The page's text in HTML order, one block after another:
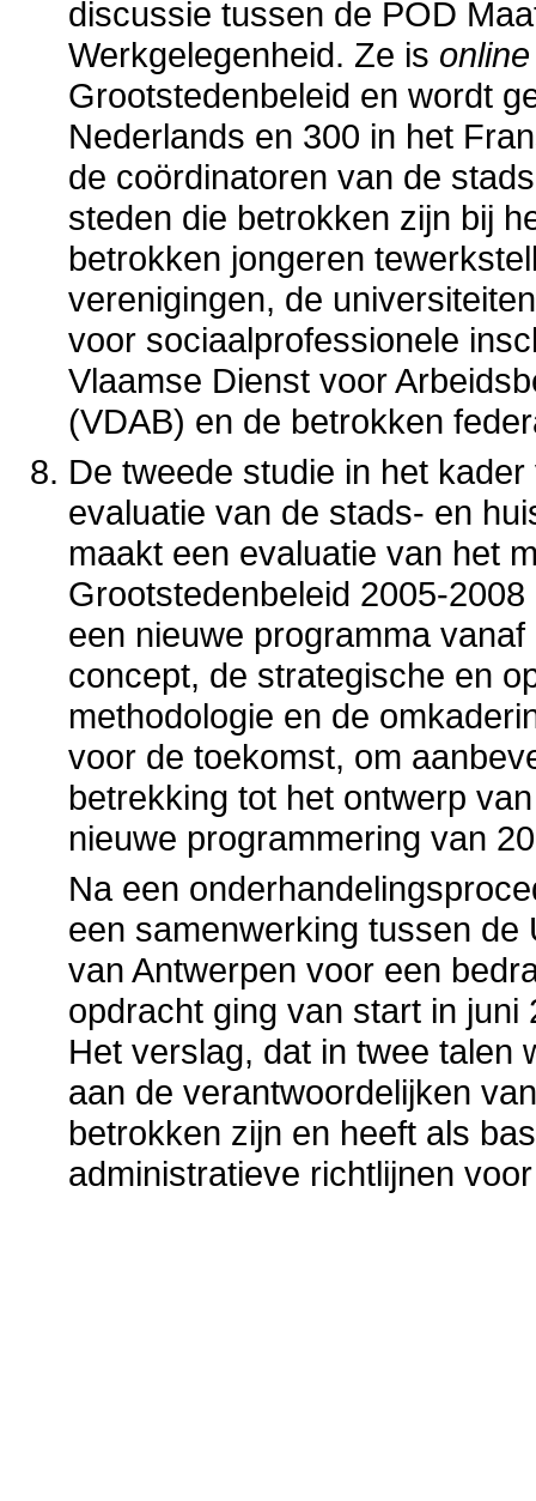
discussie tussen de POD
Werkgelegenheid. Ze is online
Grootstedenbeleid en wordt
Nederlands en 300 in het
de coördinatoren van de
steden die betrokken zijn bij
betrokken jongeren
verenigingen, de
voor sociaalprofessionele
Vlaamse Dienst voor
(VDAB) en de betrokken
De tweede studie in het
evaluatie van de stads- en
maakt een evaluatie van het
Grootstedenbeleid 2005-
een nieuwe programma
concept, de strategische en
methodologie en de
voor de toekomst, om
betrekking tot het ontwerp
nieuwe programmering van
Na een
een samenwerking tussen
van Antwerpen voor een
opdracht ging van start in
Het verslag, dat in twee talen
aan de verantwoordelijken
betrokken zijn en heeft als
administratieve richtlijnen